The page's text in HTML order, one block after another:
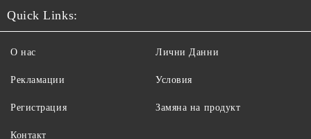
Quick Links:
О нас
Рекламации
Регистрация
Контакт
Лични Данни
Условия
Замяна на продукт